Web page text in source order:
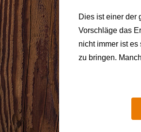
Dies ist einer der
Vorschläge das
nicht immer ist
zu bringen.